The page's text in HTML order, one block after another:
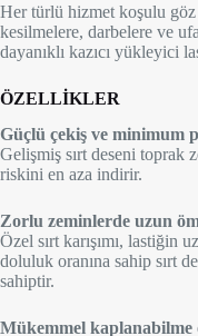
Her türlü hizmet koşulu
kesilmelere, darbelere ve
dayanıklı kazıcı yükleyici
ÖZELLİKLER
Güçlü çekiş ve minimum
Gelişmiş sırt deseni toprak
riskini en aza indirir.
Zorlu zeminlerde uzun
Özel sırt karışımı, lastiğin
doluluk oranına sahip sırt
sahiptir.
Mükemmel kaplanabilme